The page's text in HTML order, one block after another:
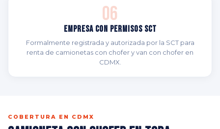
06
Empresa con Permisos SCT
Formalmente registrada y autorizada por la SCT para
renta de camionetas con chofer y van con chofer en
CDMX.
COBERTURA EN CDMX